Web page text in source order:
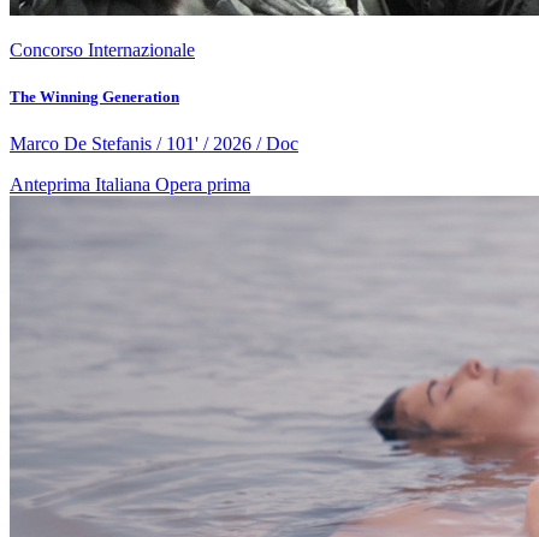
Concorso Internazionale
The Winning Generation
Marco De Stefanis / 101' / 2026 / Doc
Anteprima Italiana Opera prima